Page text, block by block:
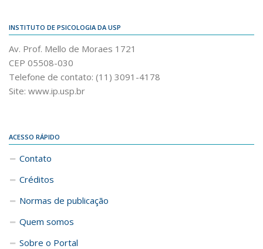
INSTITUTO DE PSICOLOGIA DA USP
Av. Prof. Mello de Moraes 1721
CEP 05508-030
Telefone de contato: (11) 3091-4178
Site: www.ip.usp.br
ACESSO RÁPIDO
Contato
Créditos
Normas de publicação
Quem somos
Sobre o Portal